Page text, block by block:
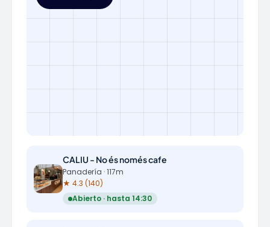
CALIU - No és només cafe
Panadería · 117m
★ 4.3 (140)
Abierto · hasta 14:30